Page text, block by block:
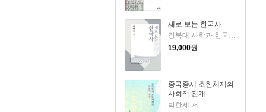
새로 보는 한국사
경북대 사학과 한국사교재편찬위원회 저
19,000원
중국중세 호한체제의
사회적 전개
박한제 저